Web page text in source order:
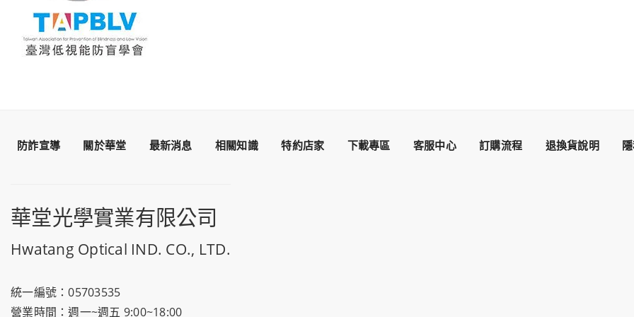
防詐宣導 關於華堂 最新消息 相關知識 特約店家 下載專區 客服中心 訂購流程 退換貨說明
華堂光學實業有限公司
Hwatang Optical IND. CO., LTD.
統一編號：05703535
營業時間：週一~週五 9:00~18:00